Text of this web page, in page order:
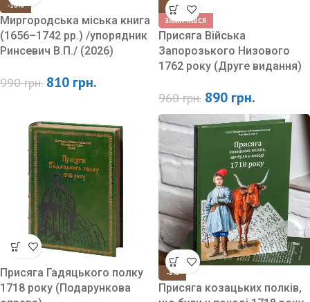
-18%
Миргородська міська книга
(1656–1742 рр.) /упорядник
Ринсевич В.П./ (2026)
990грн. 810 грн.
-7%
ЗАКІНЧИВСЯ
Присяга Війська
Запорозького Низового
1762 року (Друге видання)
960грн. 890 грн.
Присяга Гадяцького полку
1718 року (Подарункова
-8%
Присяга козацьких полків,